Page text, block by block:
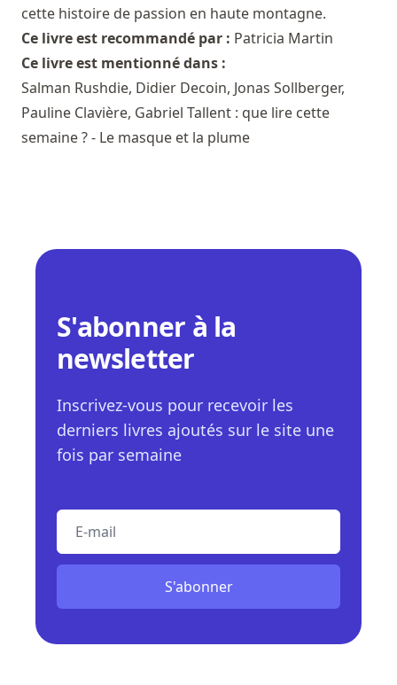
cette histoire de passion en haute montagne.
Ce livre est recommandé par : Patricia Martin
Ce livre est mentionné dans :
Salman Rushdie, Didier Decoin, Jonas Sollberger,
Pauline Clavière, Gabriel Tallent : que lire cette
semaine ? - Le masque et la plume
S'abonner à la
newsletter
Inscrivez-vous pour recevoir les
derniers livres ajoutés sur le site une
fois par semaine
S'abonner